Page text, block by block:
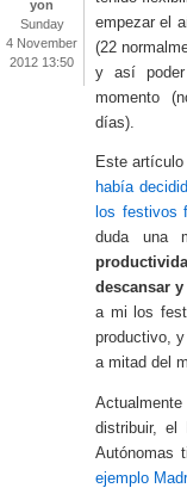
yon
Sunday
4 November
2012 13:50
empezar el
(22
y así poder
momento
días).
Este
había
los festivos
duda una
descansar
a mi los
productivo,
a mitad del
distribuir, el
Autónomas
ejemplo